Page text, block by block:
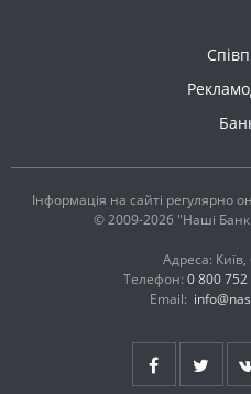
Інформація на сайті регулярно
© 2009-2026 "Наші
Адреса:
Телефон: 0 800 752
Email: